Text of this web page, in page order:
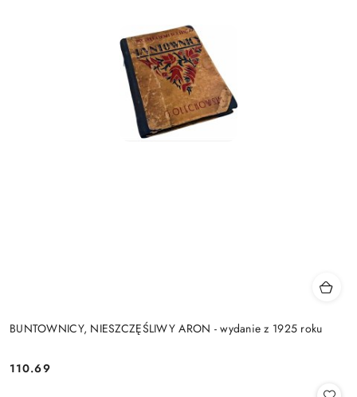
BUNTOWNICY, NIESZCZĘŚLIWY ARON - wydanie z 1925 roku
Cena:
110.69